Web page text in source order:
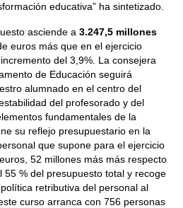
educativa” ha sintetizado.
asciende a 3.247,5 millones
euros más que en el ejercicio
del 3,9%. La consejera
de Educación seguirá
alumnado en el centro del
del profesorado y del
fundamentales de la
su reflejo presupuestario en la
que supone para el ejercicio
52 millones más más respecto
55 % del presupuesto total y recoge
retributiva del personal al
curso arranca con 756 personas